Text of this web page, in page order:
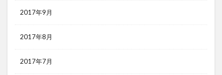
2017年9月
2017年8月
2017年7月